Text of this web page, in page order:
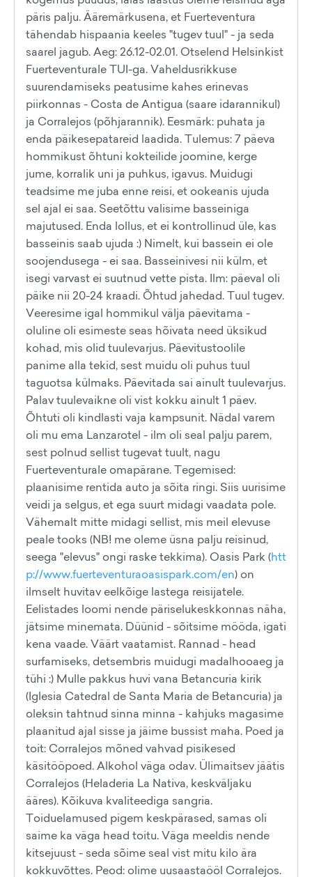
päris palju. Ääremärkusena, et Fuerteventura
tähendab hispaania keeles "tugev tuul" - ja seda
saarel jagub. Aeg: 26.12-02.01. Otselend Helsinkist
Fuerteventurale TUI-ga. Vaheldusrikkuse
suurendamiseks peatusime kahes erinevas
piirkonnas - Costa de Antigua (saare idarannikul)
ja Corralejos (põhjarannik). Eesmärk: puhata ja
enda päikesepatareid laadida. Tulemus: 7 päeva
hommikust õhtuni kokteilide joomine, kerge
jume, korralik uni ja puhkus, igavus. Muidugi
teadsime me juba enne reisi, et ookeanis ujuda
sel ajal ei saa. Seetõttu valisime basseiniga
majutused. Enda lollus, et ei kontrollinud üle, kas
basseinis saab ujuda :) Nimelt, kui bassein ei ole
soojendusega - ei saa. Basseinivesi nii külm, et
isegi varvast ei suutnud vette pista. Ilm: päeval oli
päike nii 20-24 kraadi. Õhtud jahedad. Tuul tugev.
Veeresime igal hommikul välja päevitama -
oluline oli esimeste seas hõivata need üksikud
kohad, mis olid tuulevarjus. Päevitustoolile
panime alla tekid, sest muidu oli puhus tuul
taguotsa külmaks. Päevitada sai ainult tuulevarjus.
Palav tuulevaikne oli vist kokku ainult 1 päev.
Õhtuti oli kindlasti vaja kampsunit. Nädal varem
oli mu ema Lanzarotel - ilm oli seal palju parem,
sest polnud sellist tugevat tuult, nagu
Fuerteventurale omapärane. Tegemised:
plaanisime rentida auto ja sõita ringi. Siis uurisime
veidi ja selgus, et ega suurt midagi vaadata pole.
Vähemalt mitte midagi sellist, mis meil elevuse
peale tooks (NB! me oleme üsna palju reisinud,
seega "elevus" ongi raske tekkima). Oasis Park (htt
p://www.fuerteventuraoasispark.com/en) on
ilmselt huvitav eelkõige lastega reisijatele.
Eelistades loomi nende päriselukeskkonnas näha,
jätsime minemata. Düünid - sõitsime mööda, igati
kena vaade. Väärt vaatamist. Rannad - head
surfamiseks, detsembris muidugi madalhooaeg ja
tühi :) Mulle pakkus huvi vana Betancuria kirik
(Iglesia Catedral de Santa Maria de Betancuria) ja
oleksin tahtnud sinna minna - kahjuks magasime
plaanitud ajal sisse ja jäime bussist maha. Poed ja
toit: Corralejos mõned vahvad pisikesed
käsitööpoed. Alkohol väga odav. Ülimaitsev jäätis
Corralejos (Heladeria La Nativa, keskväljaku
ääres). Kõikuva kvaliteediga sangria.
Toiduelamused pigem keskpärased, samas oli
saime ka väga head toitu. Väga meeldis nende
kitsejuust - seda sõime seal vist mitu kilo ära
kokkuvõttes. Peod: olime uusaastaööl Corralejos.